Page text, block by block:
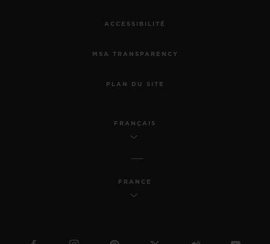
ACCESSIBILITÉ
MSA TRANSPARENCY
PLAN DU SITE
FRANÇAIS
FRANCE